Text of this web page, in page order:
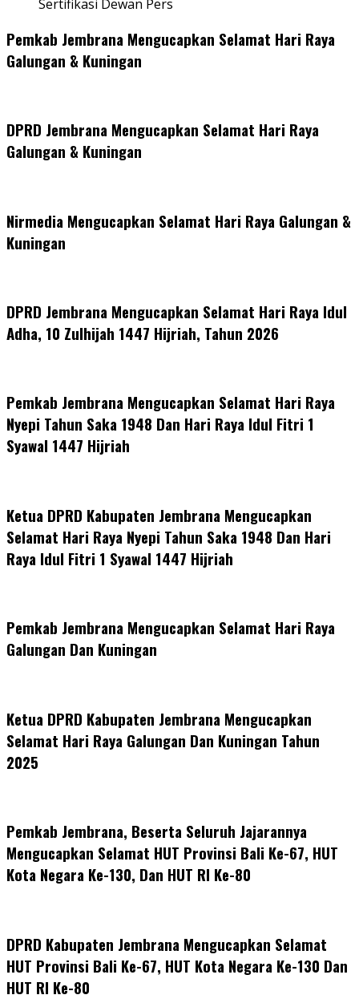
Sertifikasi Dewan Pers
Pemkab Jembrana Mengucapkan Selamat Hari Raya
Galungan & Kuningan
DPRD Jembrana Mengucapkan Selamat Hari Raya
Galungan & Kuningan
Nirmedia Mengucapkan Selamat Hari Raya Galungan &
Kuningan
DPRD Jembrana Mengucapkan Selamat Hari Raya Idul
Adha, 10 Zulhijah 1447 Hijriah, Tahun 2026
Pemkab Jembrana Mengucapkan Selamat Hari Raya
Nyepi Tahun Saka 1948 Dan Hari Raya Idul Fitri 1
Syawal 1447 Hijriah
Ketua DPRD Kabupaten Jembrana Mengucapkan
Selamat Hari Raya Nyepi Tahun Saka 1948 Dan Hari
Raya Idul Fitri 1 Syawal 1447 Hijriah
Pemkab Jembrana Mengucapkan Selamat Hari Raya
Galungan Dan Kuningan
Ketua DPRD Kabupaten Jembrana Mengucapkan
Selamat Hari Raya Galungan Dan Kuningan Tahun
2025
Pemkab Jembrana, Beserta Seluruh Jajarannya
Mengucapkan Selamat HUT Provinsi Bali Ke-67, HUT
Kota Negara Ke-130, Dan HUT RI Ke-80
DPRD Kabupaten Jembrana Mengucapkan Selamat
HUT Provinsi Bali Ke-67, HUT Kota Negara Ke-130 Dan
HUT RI Ke-80